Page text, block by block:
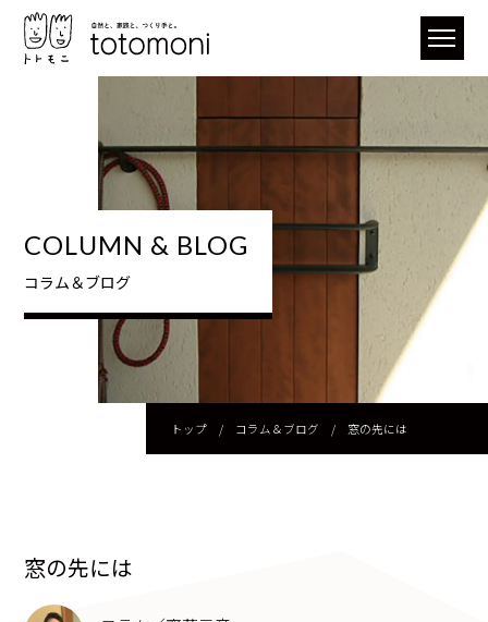
COLUMN & BLOG
コラム＆ブログ
トップ/ コラム＆ブログ / 窓の先には
窓の先には